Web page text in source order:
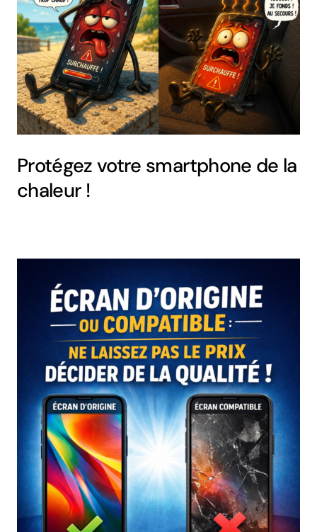
Protégez votre smartphone de la
chaleur !